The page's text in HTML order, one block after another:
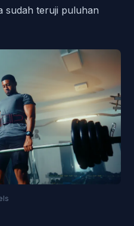
sudah teruji puluhan